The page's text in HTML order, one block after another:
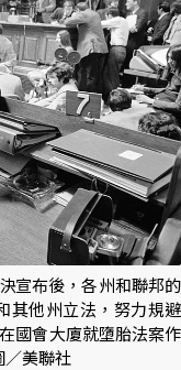
宣布後，各州和聯邦的
其他州立法，努力規避
國會大廈就墮胎法案作
／美聯社